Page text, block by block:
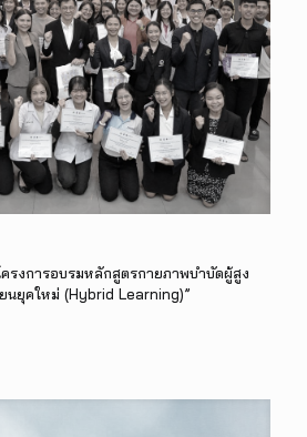
ครงการอบรมหลักสูตรกายภาพบำบัดผู้สูง
นยุคใหม่ (Hybrid Learning)”